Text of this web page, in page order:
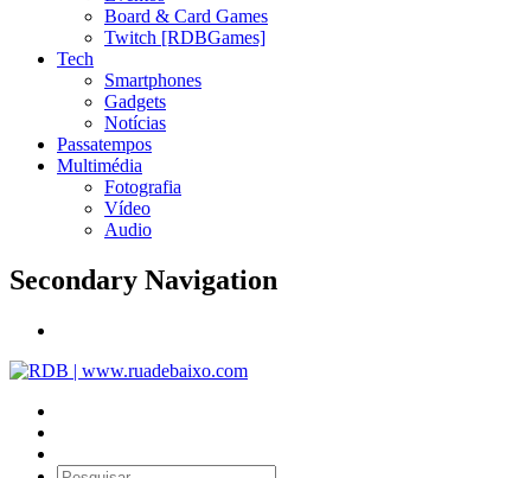
Board & Card Games
Twitch [RDBGames]
Tech
Smartphones
Gadgets
Notícias
Passatempos
Multimédia
Fotografia
Vídeo
Audio
Secondary Navigation